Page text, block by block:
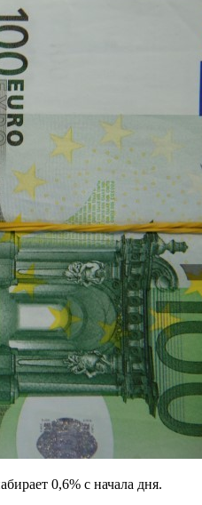
0,6% с начала дня.